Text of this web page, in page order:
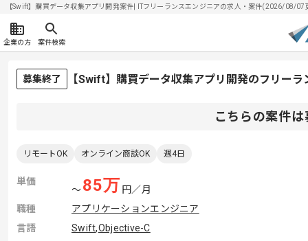
【Swift】購買データ収集アプリ開発案件| ITフリーランスエンジニアの求人・案件(2026/08/07
企業の方 案件検索
募集終了 【Swift】購買データ収集アプリ開発のフリーラ
こちらの案件
リモートOK オンライン商談OK 週4日
単価
〜85万 円／月
職種
アプリケーションエンジニア
言語
Swift,Objective-C